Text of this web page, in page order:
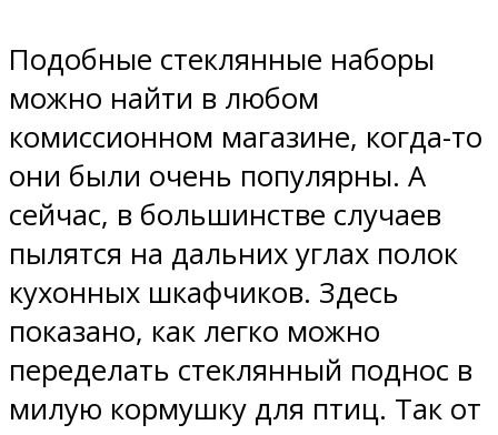
Подобные стеклянные наборы
можно найти в любом
комиссионном магазине, когда-то
они были очень популярны. А
сейчас, в большинстве случаев
пылятся на дальних углах полок
кухонных шкафчиков. Здесь
показано, как легко можно
переделать стеклянный поднос в
милую кормушку для птиц. Так от